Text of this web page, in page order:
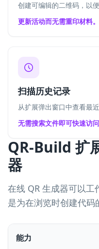
创建可编辑的二维码，以
更新活动而无需重印材料。
扫描历史记录
从扩展弹出窗口中查看最
无需搜索文件即可快速访问
QR-Build 扩
器
在线 QR 生成器可以
是为在浏览时创建代码
能力